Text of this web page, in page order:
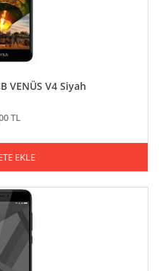
VENÜS V4 Siyah
TL
EKLE